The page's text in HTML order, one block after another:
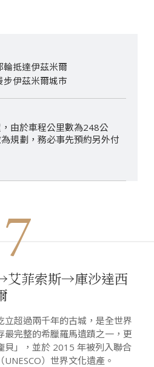
輪抵達伊茲米爾
步伊茲米爾城市
由於車程公里數為248公
規劃，務必事先預約另外付
7
艾菲索斯→庫沙達西
立超過兩千年的古城，是全世界
最完整的希臘羅馬遺蹟之一，更
貝」，並於 2015 年被列入聯合
）世界文化遺產。